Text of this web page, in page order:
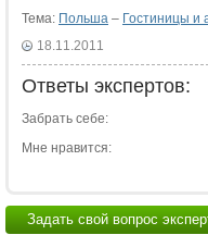
Тема: Польша – Гостиницы и
18.11.2011
Ответы экспертов:
Забрать себе:
Мне нравится:
Задать свой вопрос